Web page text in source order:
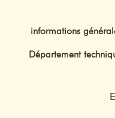
informations
Département